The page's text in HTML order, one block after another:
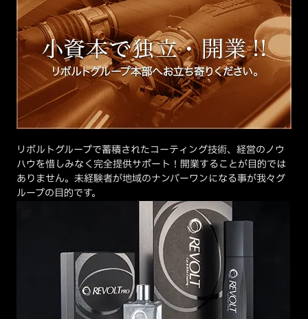
リボルトグループで蓄積されたコーティング技術、経営のノウ
ハウを惜しみなく完全提供サポート！開業することが目的では
ありません。未経験者が地域のナンバーワンになる事が我々グ
ループの目的です。